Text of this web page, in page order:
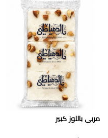
مربى باللوز كبير